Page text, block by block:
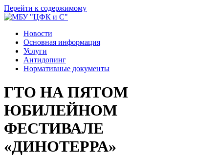
Перейти к содержимому
Новости
Основная информация
Услуги
Антидопинг
Нормативные документы
ГТО НА ПЯТОМ
ЮБИЛЕЙНОМ
ФЕСТИВАЛЕ
«ДИНОТЕРРА»